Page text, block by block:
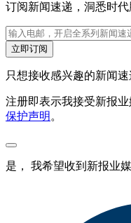
订阅新闻速递，洞悉时代
立即订阅
只想接收感兴趣的新闻速
注册即表示我接受新报
保护声明 。
是， 我希望收到新报业